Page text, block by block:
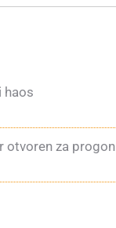
haos
otvoren za progon